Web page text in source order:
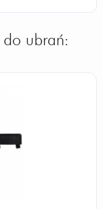
do ubrań: